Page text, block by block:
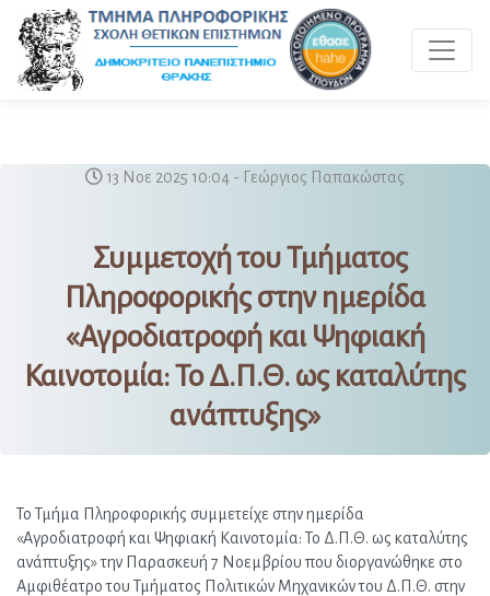
13 Νοε 2025 10:04 - Γεώργιος Παπακώστας
Συμμετοχή του Τμήματος
Πληροφορικής στην ημερίδα
«Αγροδιατροφή και Ψηφιακή
Καινοτομία: Το Δ.Π.Θ. ως καταλύτης
ανάπτυξης»
Το Τμήμα Πληροφορικής συμμετείχε στην ημερίδα
«Αγροδιατροφή και Ψηφιακή Καινοτομία: Το Δ.Π.Θ. ως καταλύτης
ανάπτυξης» την Παρασκευή 7 Νοεμβρίου που διοργανώθηκε στο
Αμφιθέατρο του Τμήματος Πολιτικών Μηχανικών του Δ.Π.Θ. στην